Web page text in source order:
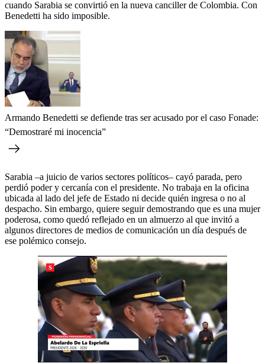
cuando Sarabia se convirtió en la nueva canciller de Colombia. Con
Benedetti ha sido imposible.
Armando Benedetti se defiende tras ser acusado por el caso Fonade:
“Demostraré mi inocencia”
Sarabia –a juicio de varios sectores políticos– cayó parada, pero
perdió poder y cercanía con el presidente. No trabaja en la oficina
ubicada al lado del jefe de Estado ni decide quién ingresa o no al
despacho. Sin embargo, quiere seguir demostrando que es una mujer
poderosa, como quedó reflejado en un almuerzo al que invitó a
algunos directores de medios de comunicación un día después de
ese polémico consejo.